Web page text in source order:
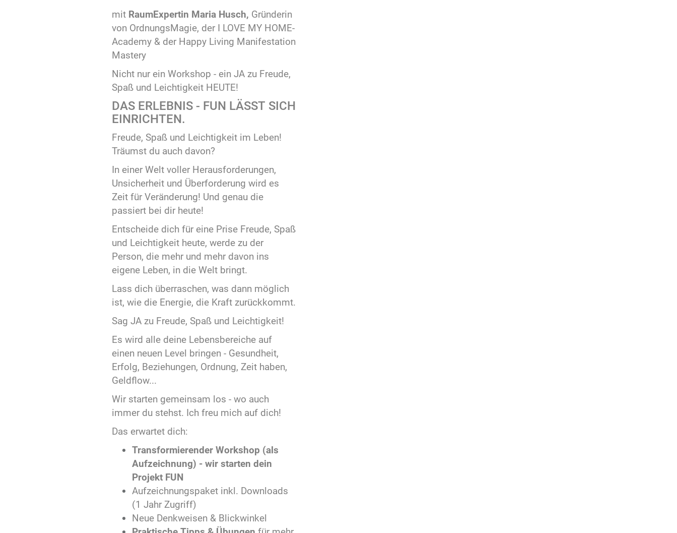
mit RaumExpertin Maria Husch, Gründerin
von OrdnungsMagie, der I LOVE MY HOME-
Academy & der Happy Living Manifestation
Mastery
Nicht nur ein Workshop - ein JA zu Freude,
Spaß und Leichtigkeit HEUTE!
DAS ERLEBNIS - FUN LÄSST SICH
EINRICHTEN.
Freude, Spaß und Leichtigkeit im Leben!
Träumst du auch davon?
In einer Welt voller Herausforderungen,
Unsicherheit und Überforderung wird es
Zeit für Veränderung! Und genau die
passiert bei dir heute!
Entscheide dich für eine Prise Freude, Spaß
und Leichtigkeit heute, werde zu der
Person, die mehr und mehr davon ins
eigene Leben, in die Welt bringt.
Lass dich überraschen, was dann möglich
ist, wie die Energie, die Kraft zurückkommt.
Sag JA zu Freude, Spaß und Leichtigkeit!
Es wird alle deine Lebensbereiche auf
einen neuen Level bringen - Gesundheit,
Erfolg, Beziehungen, Ordnung, Zeit haben,
Geldflow...
Wir starten gemeinsam los - wo auch
immer du stehst. Ich freu mich auf dich!
Das erwartet dich:
Transformierender Workshop (als
Aufzeichnung) - wir starten dein
Projekt FUN
Aufzeichnungspaket inkl. Downloads
(1 Jahr Zugriff)
Neue Denkweisen & Blickwinkel